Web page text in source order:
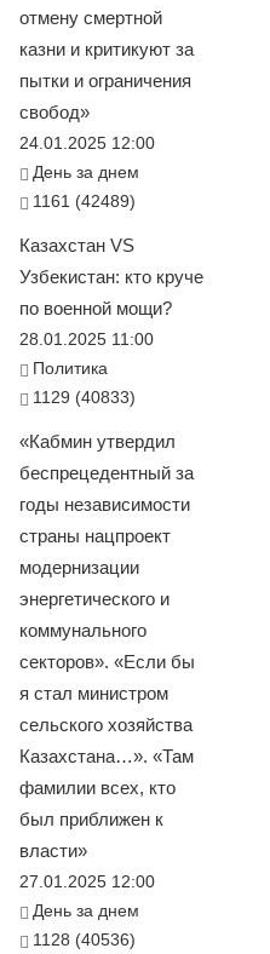
отмену смертной
казни и критикуют за
пытки и ограничения
свобод»
24.01.2025 12:00
День за днем
1161 (42489)
Казахстан VS
Узбекистан: кто круче
по военной мощи?
28.01.2025 11:00
Политика
1129 (40833)
«Кабмин утвердил
беспрецедентный за
годы независимости
страны нацпроект
модернизации
энергетического и
коммунального
секторов». «Если бы
я стал министром
сельского хозяйства
Казахстана…». «Там
фамилии всех, кто
был приближен к
власти»
27.01.2025 12:00
День за днем
1128 (40536)